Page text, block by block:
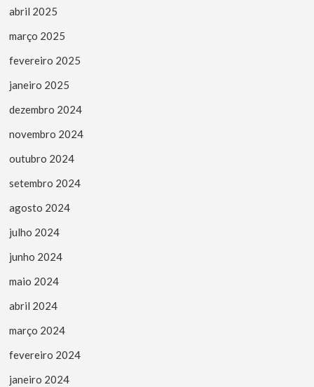
abril 2025
março 2025
fevereiro 2025
janeiro 2025
dezembro 2024
novembro 2024
outubro 2024
setembro 2024
agosto 2024
julho 2024
junho 2024
maio 2024
abril 2024
março 2024
fevereiro 2024
janeiro 2024